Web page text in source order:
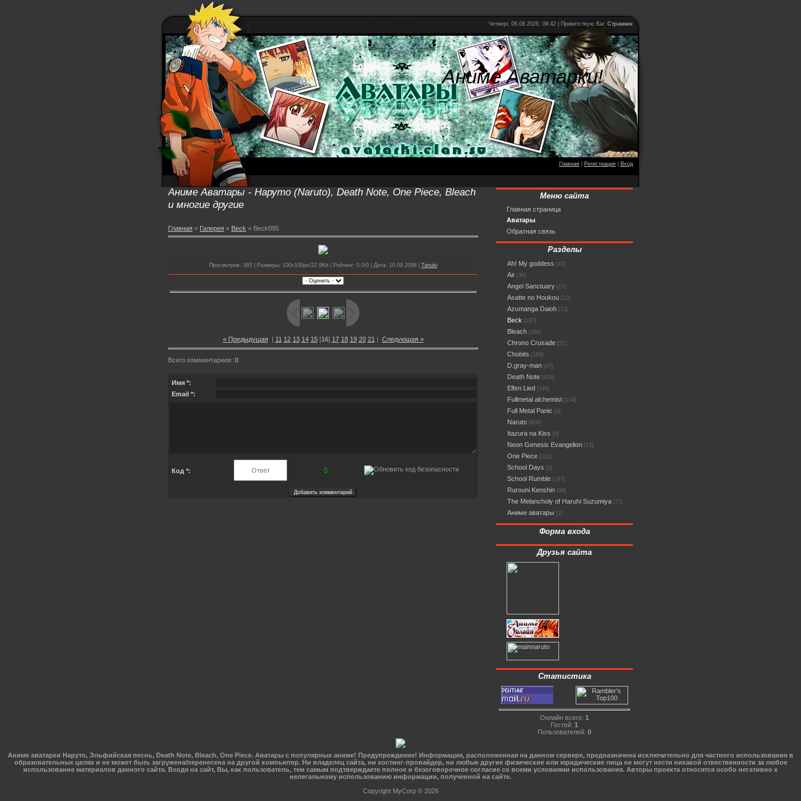
Четверг, 06.08.2026, 09:42 | Приветствую Вас Странник
Аниме Аватарки!
Главная Регистрация Вход
Аниме Аватары - Наруто (Naruto), Death Note, One Piece, Bleach
и многие другие
Главная » Галерея » Beck » Beck095
Просмотров: 365 | Размеры: 100x100px/22.9Kb | Рейтинг: 0.0/0 | Дата: 10.09.2008 | Tanuki
« Предыдущая| 11 12 13 14 15[16] 17 18 19 20 21 | Следующая »
Всего комментариев: 0
Имя *:
Email *:
Код *:
Меню сайта
Главная страница
Аватары
Обратная связь
Разделы
Ah! My goddess [47]
Air [36]
Angel Sanctuary [17]
Asatte no Houkou [12]
Azumanga Daioh [13]
Beck [167]
Bleach [188]
Chrono Crusade [51]
Chobits [169]
D.gray-man [47]
Death Note [436]
Elfen Lied [146]
Fullmetal alchemist [134]
Full Metal Panic [0]
Naruto [600]
Itazura na Kiss [0]
Neon Genesis Evangelion [13]
One Piece [231]
School Days [0]
School Rumble [147]
Rurouni Kenshin [98]
The Melancholy of Haruhi Suzumiya [77]
Аниме аватары [2]
Форма входа
Друзья сайта
Статистика
Онлайн всего: 1
Гостей: 1
Пользователей: 0
Аниме аватарки Наруто, Эльфийская песнь, Death Note, Bleach, One Piece. Аватары с популярных аниме! Предупреждение! Информация, расположенная на данном сервере, предназначена исключительно для частного использования в
образовательных целях и не может быть загружена/перенесена на другой компьютер. Ни владелец сайта, ни хостинг-провайдер, ни любые другие физические или юридические лица не могут нести никакой отвественности за любое
использование материалов данного сайта. Входя на сайт, Вы, как пользователь, тем самым подтверждаете полное и безоговорочное согласие со всеми условиями использования. Авторы проекта относятся особо негативно к
нелегальному использованию информации, полученной на сайте.
Copyright MyCorp © 2026